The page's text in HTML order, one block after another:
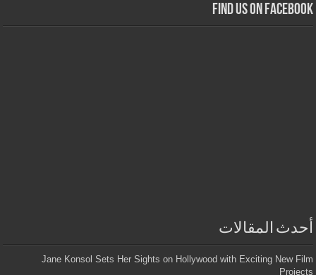
Find us on Facebook
أحدث المقالات
Jane Konsol Sets Her Sights on Hollywood with Exciting New Film
Projects